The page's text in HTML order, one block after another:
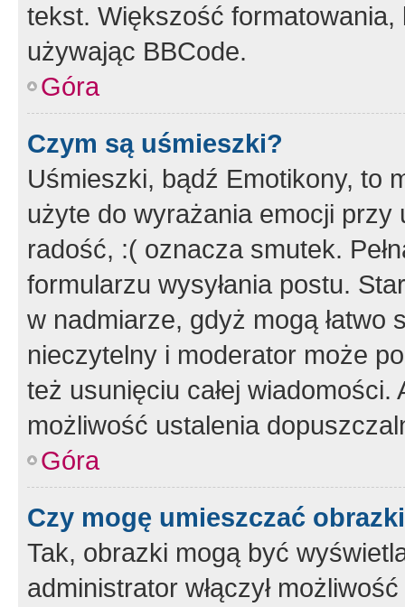
tekst. Większość
używając BBCode.
Góra
Czym są uśmieszki?
Uśmieszki, bądź Emotikony, to
użyte do wyrażania emocji
radość, :( oznacza smutek.
formularzu wysyłania postu.
w nadmiarze, gdyż mogą
nieczytelny i moderator może
też usunięciu całej
możliwość ustalenia
Góra
Czy mogę umieszczać
Tak, obrazki mogą być
administrator włączył